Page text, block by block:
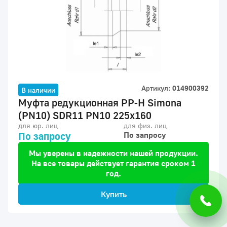
В наличии Артикул: 014900392
Муфта редукционная PP-H Simona
(PN10) SDR11 PN10 225x160
для юр. лиц
По запросу
для физ. лиц
По запросу
Мы уверены в надежности нашей продукции.
На все товары действует гарантия сроком 1
год.
Купить